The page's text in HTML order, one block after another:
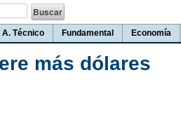
A. Técnico Fundamental Economía
más dólares